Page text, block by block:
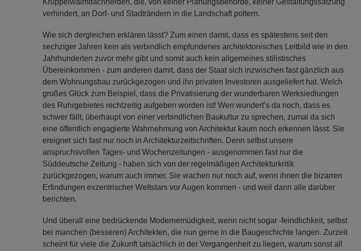
Krüppelwalmdachherden, die, von keiner Planungsbehörde, keiner Gestaltungssatzung
verhindert, an Dorf- und Stadträndern in die Landschaft poltern.
Wie sich dergleichen erklären lässt? Zum einen damit, dass es spätestens seit den
sechziger Jahren kein als verbindlich empfundenes architektonisches Leitbild wie in den
Jahrhunderten zuvor mehr gibt und somit auch kein allgemeines stilistisches
Übereinkommen - zum anderen damit, dass der Staat sich inzwischen fast gänzlich aus
dem Wohnungsbau zurückgezogen und ihn privaten Investoren ausgeliefert hat. Welch
großes Glück zum Beispiel, dass die Privatisierung der wunderbaren Werksiedlungen
des Ruhrgebietes rechtzeitig aufgeben worden ist! Wen wundert’s da noch, dass es
schwer fällt, überhaupt von einer verbindlichen Baukultur zu sprechen, zumal da sich
eine öffentlich engagierte Wahrnehmung von Architektur kaum noch erkennen lässt. Sie
ereignet sich fast nur noch in Architekturzeitschriften. Denn selbst unsere
anspruchsvollen Tages- und Wochenzeitungen - ausgenommen fast nur die
Süddeutsche Zeitung - haben sich von der regelmäßigen Architekturkritik
zurückgezogen, warum auch immer. Sie wachen nur noch auf, wenn ihnen die bizarren
Erfindungen exzentrischer Weltstars vor Augen kommen - und weil dann alle darüber
berichten.
Und überall eine bedrückende Modernemüdigkeit, wenn nicht sogar -feindlichkeit, selbst
bei manchen (besseren) Architekten, die nun gerne in die Baugeschichte langen. Zurzeit
scheint für viele die Zukunft tatsächlich in der Vergangenheit zu liegen, warum sonst all